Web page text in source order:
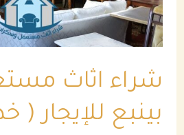
شراء اثاث
للإيجار
(
24/7
ساعة